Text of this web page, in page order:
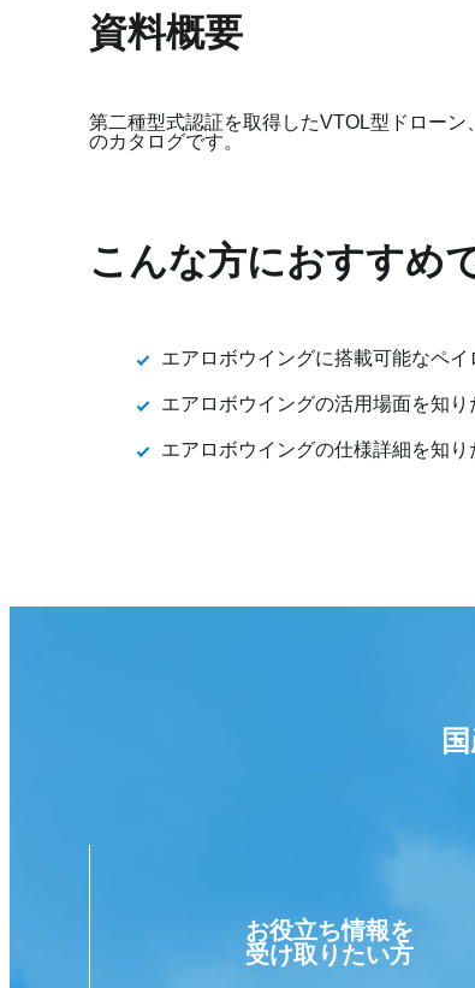
資料概要
第二種型式認証を取得したVTOL型ドローン
のカタログです。
こんな方におすすめ
エアロボウイングに搭載可能なペ
エアロボウイングの活用場面を知り
エアロボウイングの仕様詳細を知り
お役立ち情報を
受け取りたい方